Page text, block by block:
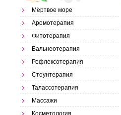
Мёртвое море
Аромотерапия
Фитотерапия
Бальнеотерапия
Рефлексотерапия
Стоунтерапия
Талассотерапия
Массажи
Косметология